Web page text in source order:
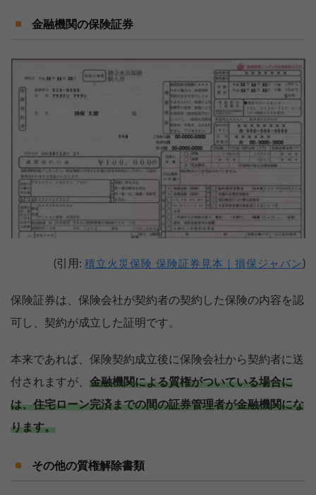
金融機関の保険証券
(引用: 積立火災保険 保険証券見本｜損保ジャパン )
保険証券は、保険会社が契約者の契約した保険の内容を認
可し、契約が成立した証明です。
本来であれば、保険契約成立後に保険会社から契約者に送
付されますが、 金融機関による質権がついている場合に
は、住宅ローン完済までの間の証券管理者が金融機関にな
ります。
その他の質権解除書類